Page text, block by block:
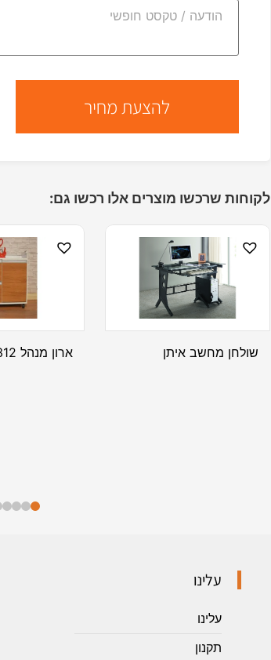
לקוחות שרכשו מוצרים אלו רכשו גם:
שולחן מחשב איתן ארון מנהל 312
עלינו
עלינו
תקנון